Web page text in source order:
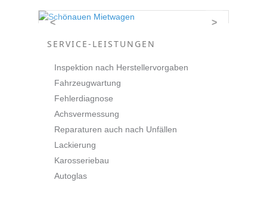
< >
SERVICE-LEISTUNGEN
Inspektion nach Herstellervorgaben
Fahrzeugwartung
Fehlerdiagnose
Achsvermessung
Reparaturen auch nach Unfällen
Lackierung
Karosseriebau
Autoglas